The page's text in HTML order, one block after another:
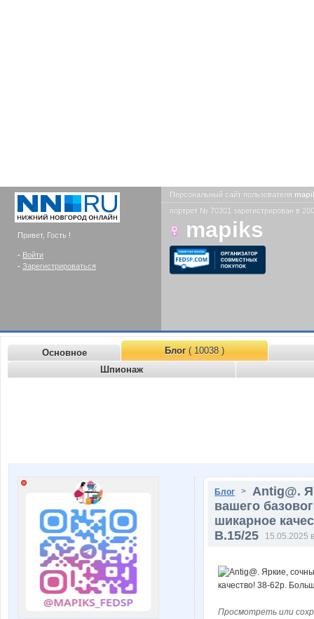
Привет, Гость !
- Войти
- Зарегистрироваться
Персональный сайт пользователя
портрет № 70301 зарегистрирован в
mapiks
Основное Блог( 10038 )
Шпионаж
Блог > Аntig@.
вашего
шикарное
В.15/25
15.05.2025
Просмотреть или